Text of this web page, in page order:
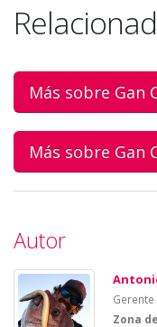
Más sobre Gan
Más sobre Gan
Autor
Zona